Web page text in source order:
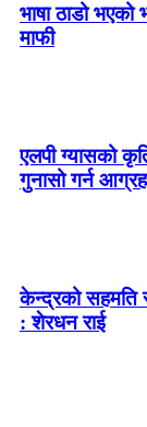
भाषा ठाडो भएको
माफी
एलपी ग्यासको
गुनासो गर्न आग्रह
केन्द्रको सहमति
: शेरधन राई